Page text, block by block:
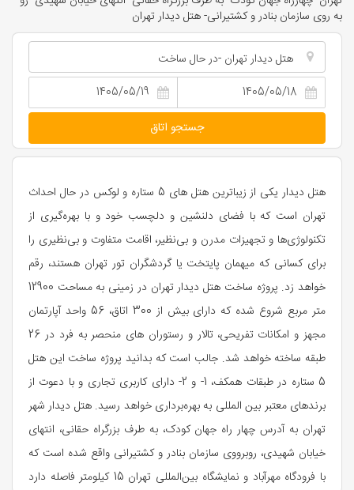
به روی سازمان بنادر و کشتیرانی- هتل دیدار تهران
هتل دیدار تهران -در حال ساخت
جستجو اتاق
هتل دیدار یکی از زیباترین هتل های 5 ستاره و لوکس در حال احداث
تهران است که با فضای دلنشین و دلچسب خود و با بهره‌گیری از
تکنولوژی‌ها و تجهیزات مدرن و بی‌نظیر، اقامت متفاوت و بی‌نظیری را
برای کسانی که میهمان پایتخت یا گردشگران تور تهران هستند، رقم
خواهد زد. پروژه ساخت هتل دیدار تهران در زمینی به مساحت 12900
متر مربع شروع شده که دارای بیش از 300 اتاق، 56 واحد آپارتمان
مجهز و امکانات تفریحی، تالار و رستوران های منحصر به فرد در 26
طبقه ساخته خواهد شد. جالب است که بدانید پروژه ساخت این هتل
5 ستاره در طبقات همکف، 1- و 2- دارای کاربری تجاری و با دعوت از
برندهای معتبر بین المللی به بهره‌برداری خواهد رسید. هتل دیدار شهر
تهران به آدرس چهار راه جهان کودک، به طرف بزرگراه حقانی، انتهای
خیابان شهیدی، روبرووی سازمان بنادر و کشتیرانی واقع شده است که
با فرودگاه مهرآباد و نمایشگاه بین‌المللی تهران 15 کیلومتر فاصله دارد